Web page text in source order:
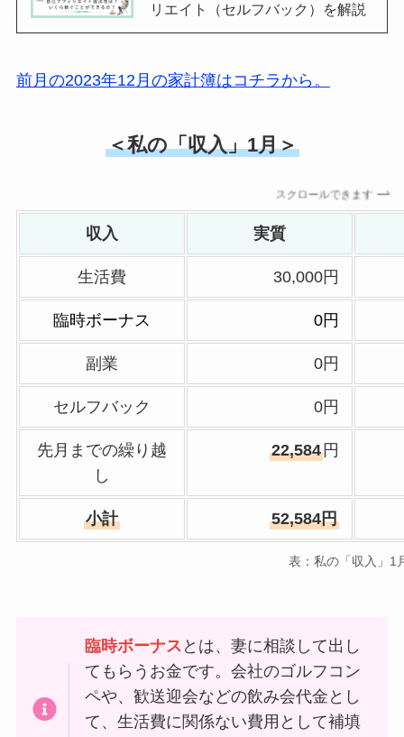
リエイト（セルフバック）を解説
前月の2023年12月の家計簿はコチラから。
＜私の「収入」1月＞
スクロールできます
収入 実質
生活費 30,000円
臨時ボーナス 0円
副業 0円
セルフバック 0円
先月までの繰り越
し
22,584円
小計 52,584円
表：私の「収入」1
臨時ボーナス とは、妻に相談して出し
てもらうお金です。会社のゴルフコン
ペや、歓送迎会などの飲み会代金とし
て、生活費に関係ない費用として補填